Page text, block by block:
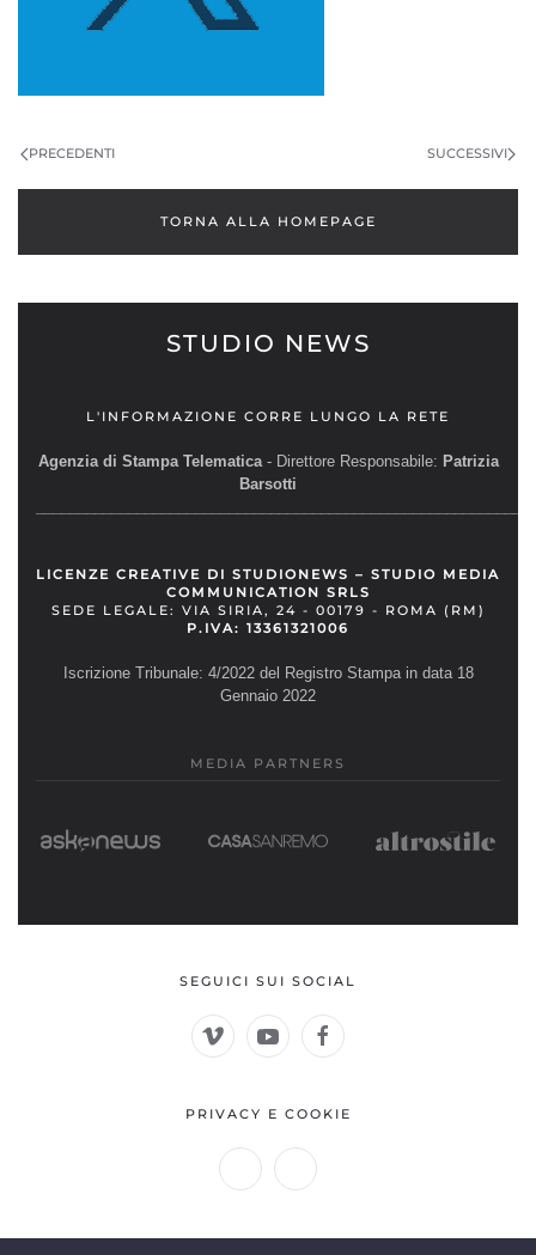
PRECEDENTI SUCCESSIVI
TORNA ALLA HOMEPAGE
STUDIO NEWS
L'INFORMAZIONE CORRE LUNGO LA RETE
Agenzia di Stampa Telematica- Direttore Responsabile: Patrizia
Barsotti
LICENZE CREATIVE DI STUDIONEWS – STUDIO MEDIA
COMMUNICATION SRLS
SEDE LEGALE: VIA SIRIA, 24 - 00179 - ROMA (RM)
P.IVA: 13361321006
Iscrizione Tribunale: 4/2022 del Registro Stampa in data 18
Gennaio 2022
MEDIA PARTNERS
SEGUICI SUI SOCIAL
PRIVACY E COOKIE